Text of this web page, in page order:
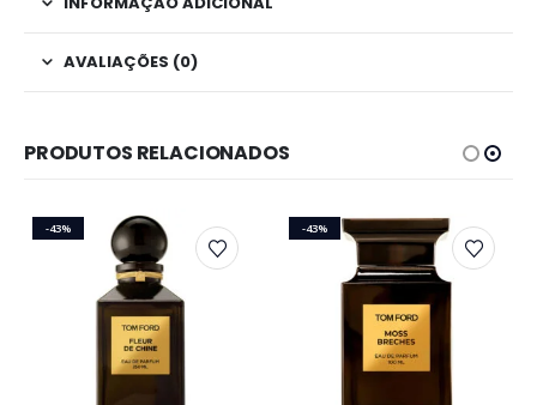
AVALIAÇÕES (0)
PRODUTOS RELACIONADOS
-43% -43%